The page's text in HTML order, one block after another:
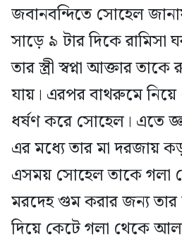
জবানবন্দিতে সোহেল
সাড়ে ৯ টার দিকে রামিসা
তার স্ত্রী স্বপ্না আক্তার
যায়। এরপর বাথরুমে নিয়ে
ধর্ষণ করে সোহেল। এতে
এর মধ্যে তার মা দরজায়
এসময় সোহেল তাকে গলা
মরদেহ গুম করার জন্য তার
দিয়ে কেটে গলা থেকে